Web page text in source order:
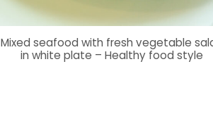
Mixed seafood with fresh vegetable
in white plate – Healthy food style